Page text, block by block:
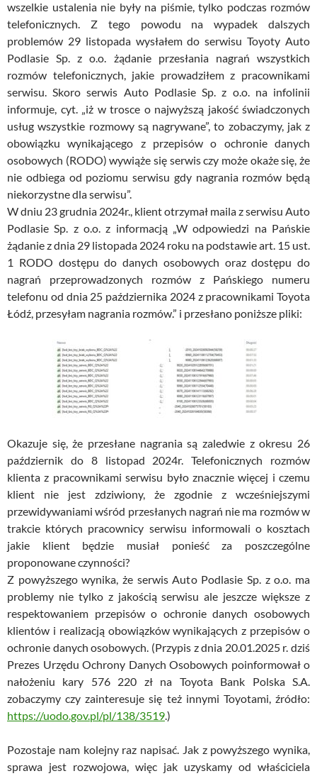
wszelkie ustalenia nie były na piśmie, tylko podczas rozmów
telefonicznych. Z tego powodu na wypadek dalszych
problemów 29 listopada wysłałem do serwisu Toyoty Auto
Podlasie Sp. z o.o. żądanie przesłania nagrań wszystkich
rozmów telefonicznych, jakie prowadziłem z pracownikami
serwisu. Skoro serwis Auto Podlasie Sp. z o.o. na infolinii
informuje, cyt. „iż w trosce o najwyższą jakość świadczonych
usług wszystkie rozmowy są nagrywane”, to zobaczymy, jak z
obowiązku wynikającego z przepisów o ochronie danych
osobowych (RODO) wywiąże się serwis czy może okaże się, że
nie odbiega od poziomu serwisu gdy nagrania rozmów będą
niekorzystne dla serwisu”.
W dniu 23 grudnia 2024r., klient otrzymał maila z serwisu Auto
Podlasie Sp. z o.o. z informacją „W odpowiedzi na Pańskie
żądanie z dnia 29 listopada 2024 roku na podstawie art. 15 ust.
1 RODO dostępu do danych osobowych oraz dostępu do
nagrań przeprowadzonych rozmów z Pańskiego numeru
telefonu od dnia 25 października 2024 z pracownikami Toyota
Łódź, przesyłam nagrania rozmów.” i przesłano poniższe pliki:
Okazuje się, że przesłane nagrania są zaledwie z okresu 26
październik do 8 listopad 2024r. Telefonicznych rozmów
klienta z pracownikami serwisu było znacznie więcej i czemu
klient nie jest zdziwiony, że zgodnie z wcześniejszymi
przewidywaniami wśród przesłanych nagrań nie ma rozmów w
trakcie których pracownicy serwisu informowali o kosztach
jakie klient będzie musiał ponieść za poszczególne
proponowane czynności?
Z powyższego wynika, że serwis Auto Podlasie Sp. z o.o. ma
problemy nie tylko z jakością serwisu ale jeszcze większe z
respektowaniem przepisów o ochronie danych osobowych
klientów i realizacją obowiązków wynikających z przepisów o
ochronie danych osobowych. (Przypis z dnia 20.01.2025 r. dziś
Prezes Urzędu Ochrony Danych Osobowych poinformował o
nałożeniu kary 576 220 zł na Toyota Bank Polska S.A.
zobaczymy czy zainteresuje się też innymi Toyotami, źródło:
https://uodo.gov.pl/pl/138/3519.)
Pozostaje nam kolejny raz napisać. Jak z powyższego wynika,
sprawa jest rozwojowa, więc jak uzyskamy od właściciela